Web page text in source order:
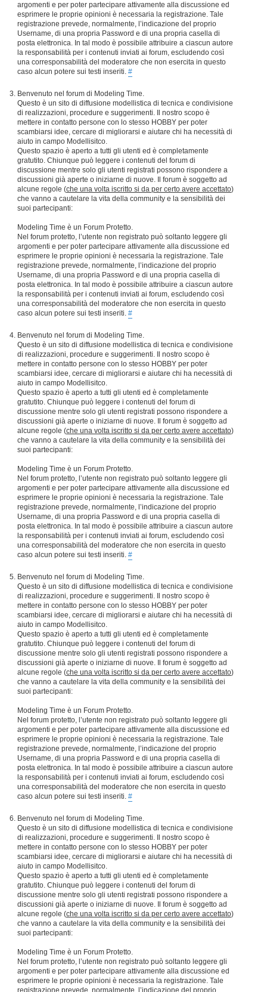
argomenti e per poter partecipare attivamente alla discussione ed
esprimere le proprie opinioni è necessaria la registrazione. Tale
registrazione prevede, normalmente, l’indicazione del proprio
Username, di una propria Password e di una propria casella di
posta elettronica. In tal modo è possibile attribuire a ciascun autore
la responsabilità per i contenuti inviati ai forum, escludendo così
una corresponsabilità del moderatore che non esercita in questo
caso alcun potere sui testi inseriti. #
Benvenuto nel forum di Modeling Time.
Questo è un sito di diffusione modellistica di tecnica e condivisione
di realizzazioni, procedure e suggerimenti. Il nostro scopo è
mettere in contatto persone con lo stesso HOBBY per poter
scambiarsi idee, cercare di migliorarsi e aiutare chi ha necessità di
aiuto in campo Modellisitco.
Questo spazio è aperto a tutti gli utenti ed è completamente
gratutito. Chiunque può leggere i contenuti del forum di
discussione mentre solo gli utenti registrati possono rispondere a
discussioni già aperte o iniziarne di nuove. Il forum è soggetto ad
alcune regole (che una volta iscritto si da per certo avere accettato)
che vanno a cautelare la vita della community e la sensibilità dei
suoi partecipanti:
Modeling Time è un Forum Protetto.
Nel forum protetto, l’utente non registrato può soltanto leggere gli
argomenti e per poter partecipare attivamente alla discussione ed
esprimere le proprie opinioni è necessaria la registrazione. Tale
registrazione prevede, normalmente, l’indicazione del proprio
Username, di una propria Password e di una propria casella di
posta elettronica. In tal modo è possibile attribuire a ciascun autore
la responsabilità per i contenuti inviati ai forum, escludendo così
una corresponsabilità del moderatore che non esercita in questo
caso alcun potere sui testi inseriti. #
Benvenuto nel forum di Modeling Time.
Questo è un sito di diffusione modellistica di tecnica e condivisione
di realizzazioni, procedure e suggerimenti. Il nostro scopo è
mettere in contatto persone con lo stesso HOBBY per poter
scambiarsi idee, cercare di migliorarsi e aiutare chi ha necessità di
aiuto in campo Modellisitco.
Questo spazio è aperto a tutti gli utenti ed è completamente
gratutito. Chiunque può leggere i contenuti del forum di
discussione mentre solo gli utenti registrati possono rispondere a
discussioni già aperte o iniziarne di nuove. Il forum è soggetto ad
alcune regole (che una volta iscritto si da per certo avere accettato)
che vanno a cautelare la vita della community e la sensibilità dei
suoi partecipanti:
Modeling Time è un Forum Protetto.
Nel forum protetto, l’utente non registrato può soltanto leggere gli
argomenti e per poter partecipare attivamente alla discussione ed
esprimere le proprie opinioni è necessaria la registrazione. Tale
registrazione prevede, normalmente, l’indicazione del proprio
Username, di una propria Password e di una propria casella di
posta elettronica. In tal modo è possibile attribuire a ciascun autore
la responsabilità per i contenuti inviati ai forum, escludendo così
una corresponsabilità del moderatore che non esercita in questo
caso alcun potere sui testi inseriti. #
Benvenuto nel forum di Modeling Time.
Questo è un sito di diffusione modellistica di tecnica e condivisione
di realizzazioni, procedure e suggerimenti. Il nostro scopo è
mettere in contatto persone con lo stesso HOBBY per poter
scambiarsi idee, cercare di migliorarsi e aiutare chi ha necessità di
aiuto in campo Modellisitco.
Questo spazio è aperto a tutti gli utenti ed è completamente
gratutito. Chiunque può leggere i contenuti del forum di
discussione mentre solo gli utenti registrati possono rispondere a
discussioni già aperte o iniziarne di nuove. Il forum è soggetto ad
alcune regole (che una volta iscritto si da per certo avere accettato)
che vanno a cautelare la vita della community e la sensibilità dei
suoi partecipanti:
Modeling Time è un Forum Protetto.
Nel forum protetto, l’utente non registrato può soltanto leggere gli
argomenti e per poter partecipare attivamente alla discussione ed
esprimere le proprie opinioni è necessaria la registrazione. Tale
registrazione prevede, normalmente, l’indicazione del proprio
Username, di una propria Password e di una propria casella di
posta elettronica. In tal modo è possibile attribuire a ciascun autore
la responsabilità per i contenuti inviati ai forum, escludendo così
una corresponsabilità del moderatore che non esercita in questo
caso alcun potere sui testi inseriti. #
Benvenuto nel forum di Modeling Time.
Questo è un sito di diffusione modellistica di tecnica e condivisione
di realizzazioni, procedure e suggerimenti. Il nostro scopo è
mettere in contatto persone con lo stesso HOBBY per poter
scambiarsi idee, cercare di migliorarsi e aiutare chi ha necessità di
aiuto in campo Modellisitco.
Questo spazio è aperto a tutti gli utenti ed è completamente
gratutito. Chiunque può leggere i contenuti del forum di
discussione mentre solo gli utenti registrati possono rispondere a
discussioni già aperte o iniziarne di nuove. Il forum è soggetto ad
alcune regole (che una volta iscritto si da per certo avere accettato)
che vanno a cautelare la vita della community e la sensibilità dei
suoi partecipanti:
Modeling Time è un Forum Protetto.
Nel forum protetto, l’utente non registrato può soltanto leggere gli
argomenti e per poter partecipare attivamente alla discussione ed
esprimere le proprie opinioni è necessaria la registrazione. Tale
registrazione prevede, normalmente, l’indicazione del proprio